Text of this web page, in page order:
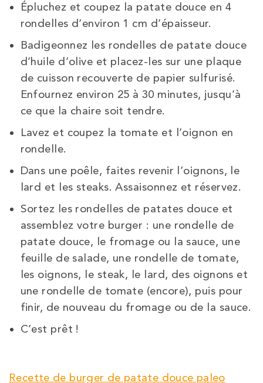
Épluchez et coupez la patate douce en 4
rondelles d’environ 1 cm d’épaisseur.
Badigeonnez les rondelles de patate douce
d’huile d’olive et placez-les sur une plaque
de cuisson recouverte de papier sulfurisé.
Enfournez environ 25 à 30 minutes, jusqu’à
ce que la chaire soit tendre.
Lavez et coupez la tomate et l’oignon en
rondelle.
Dans une poêle, faites revenir l’oignons, le
lard et les steaks. Assaisonnez et réservez.
Sortez les rondelles de patates douce et
assemblez votre burger : une rondelle de
patate douce, le fromage ou la sauce, une
feuille de salade, une rondelle de tomate,
les oignons, le steak, le lard, des oignons et
une rondelle de tomate (encore), puis pour
finir, de nouveau du fromage ou de la sauce.
C’est prêt !
Recette de burger de patate douce paleo